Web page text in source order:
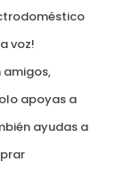
voz!
amigos,
apoyas a
ayudas a